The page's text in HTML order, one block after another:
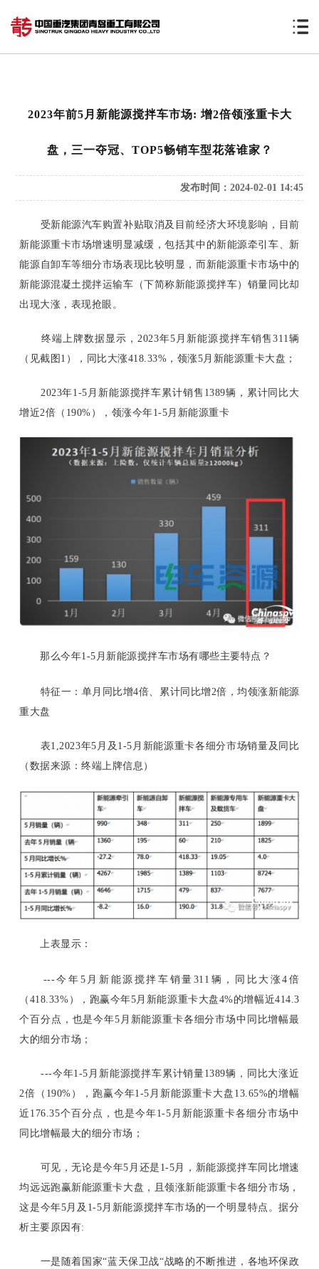
2023年前5月新能源搅拌车市场: 增2倍领涨重卡大
盘，三一夺冠、TOP5畅销车型花落谁家？
发布时间：2024-02-01 14:45
受新能源汽车购置补贴取消及目前经济大环境影响，目前
新能源重卡市场增速明显减缓，包括其中的新能源牵引车、新
能源自卸车等细分市场表现比较明显，而新能源重卡市场中的
新能源混凝土搅拌运输车（下简称新能源搅拌车）销量同比却
出现大涨，表现抢眼。
终端上牌数据显示，2023年5月新能源搅拌车销售311辆
（见截图1），同比大涨418.33%，领涨5月新能源重卡大盘；
2023年1-5月新能源搅拌车累计销售1389辆，累计同比大
增近2倍（190%），领涨今年1-5月新能源重卡
那么今年1-5月新能源搅拌车市场有哪些主要特点？
特征一：单月同比增4倍、累计同比增2倍，均领涨新能源
重大盘
表1,2023年5月及1-5月新能源重卡各细分市场销量及同比
（数据来源：终端上牌信息）
上表显示：
---今年5月新能源搅拌车销量311辆，同比大涨4倍
（418.33%），跑赢今年5月新能源重卡大盘4%的增幅近414.3
个百分点，也是今年5月新能源重卡各细分市场中同比增幅最
大的细分市场；
---今年1-5月新能源搅拌车累计销量1389辆，同比大涨近
2倍（190%），跑赢今年1-5月新能源重卡大盘13.65%的增幅
近176.35个百分点，也是今年1-5月新能源重卡各细分市场中
同比增幅最大的细分市场；
可见，无论是今年5月还是1-5月，新能源搅拌车同比增速
均远远跑赢新能源重卡大盘，且领涨新能源重卡各细分市场，
这是今年5月及1-5月新能源搅拌车市场的一个明显特点。据分
析主要原因有:
一是随着国家“蓝天保卫战“战略的不断推进，各地环保政